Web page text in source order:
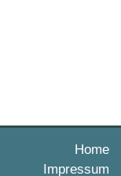
Home
Impressum